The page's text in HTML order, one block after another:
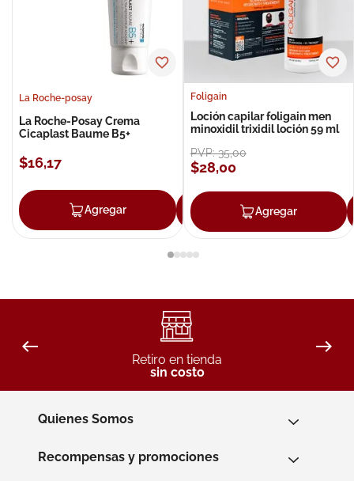
La Roche-posay
La Roche-Posay Crema
Cicaplast Baume B5+
$16,17
Agregar Agregar
Foligain
Loción capilar foligain men
minoxidil trixidil loción 59 ml
PVP:35,00
$28,00
Agregar
Retiro en tienda
sin costo
Quienes Somos
Recompensas y promociones